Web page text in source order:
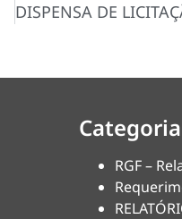
RGF –